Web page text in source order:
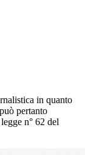
in quanto
pertanto
n° 62 del